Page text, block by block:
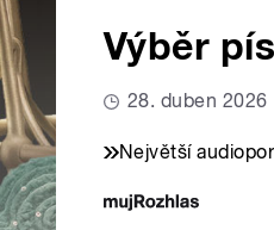
Výběr
28. duben 2026
Největší